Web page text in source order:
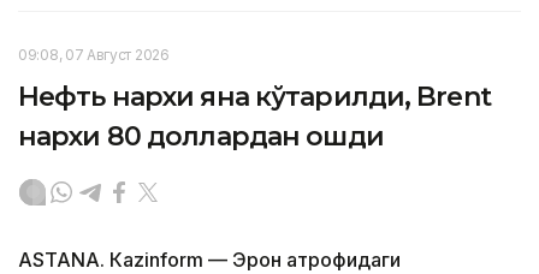
09:08, 07 Август 2026
Нефть нархи яна кўтарилди, Brent
нархи 80 доллардан ошди
ASTANА. Кazinform — Эрон атрофидаги